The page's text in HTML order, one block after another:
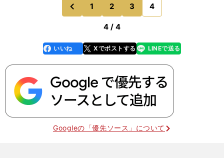
前
のページへ
1 2 3 4
4 / 4
faceboo
k
いいね Xでポストする
line LINEで送る
Googleの「優先ソース」について